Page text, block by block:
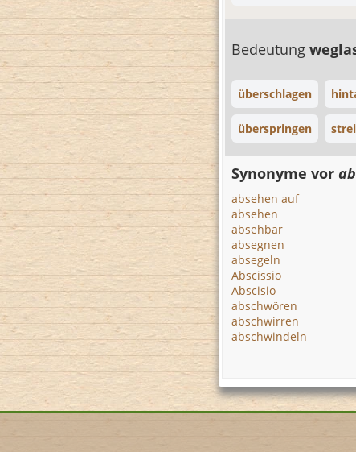
Bedeutung
überschlagen
überspringen
Synonyme vor
absehen auf
absehen
absehbar
absegnen
absegeln
Abscissio
Abscisio
abschwören
abschwirren
abschwindeln